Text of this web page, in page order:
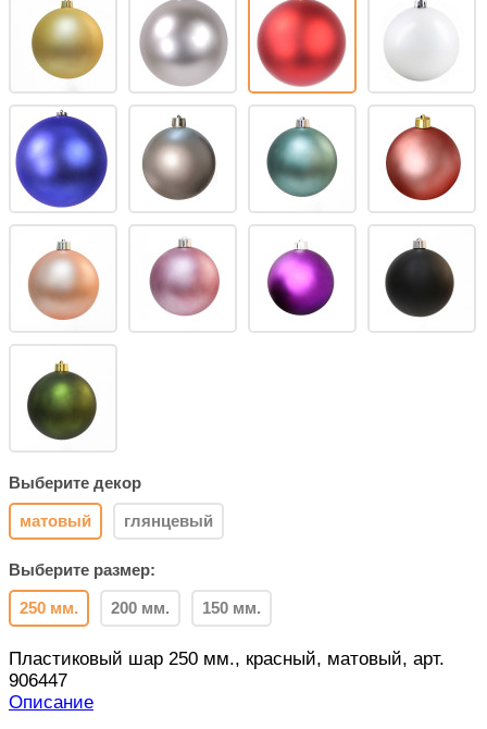
Выберите декор
матовый глянцевый
Выберите размер:
250 мм. 200 мм. 150 мм.
Пластиковый шар 250 мм., красный, матовый, арт.
906447
Описание